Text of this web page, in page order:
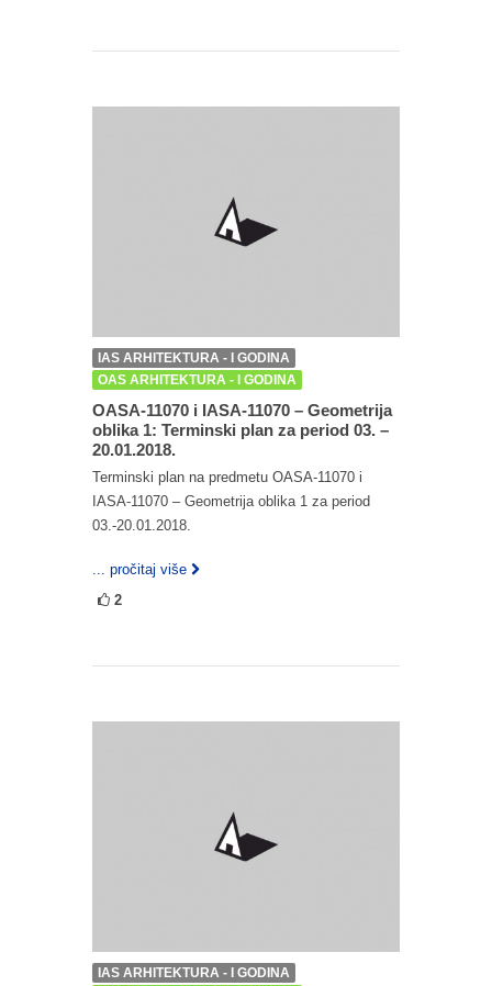
IAS ARHITEKTURA - I GODINA
OAS ARHITEKTURA - I GODINA
OASA-11070 i IASA-11070 – Geometrija
oblika 1: Terminski plan za period 03. –
20.01.2018.
Terminski plan na predmetu OASA-11070 i
IASA-11070 – Geometrija oblika 1 za period
03.-20.01.2018.
... pročitaj više
2
IAS ARHITEKTURA - I GODINA